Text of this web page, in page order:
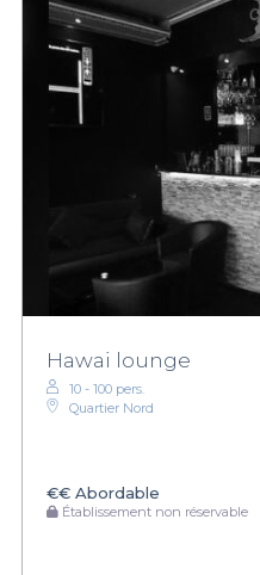
Hawai lounge
10 - 100 pers.
Quartier Nord
€€ Abordable
Établissement non réservable